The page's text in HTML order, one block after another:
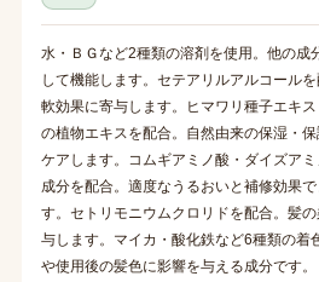
水・ＢＧなど2種類の溶剤を使用。他の成
して機能します。セテアリルアルコール
軟効果に寄与します。ヒマワリ種子エキ
の植物エキスを配合。自然由来の保湿・
ケアします。コムギアミノ酸・ダイズア
成分を配合。適度なうるおいと補修効果
す。セトリモニウムクロリドを配合。髪
与します。マイカ・酸化鉄など6種類の着
や使用後の髪色に影響を与える成分です